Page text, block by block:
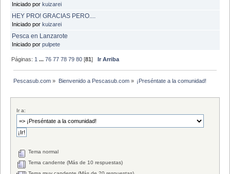
Iniciado por kuizarei
HEY PRO! GRACIAS PERO....
Iniciado por kuizarei
Pesca en Lanzarote
Iniciado por pulpete
Páginas: 1 ...76 77 78 79 80 [81]Ir Arriba
Pescasub.com » Bienvenido a Pescasub.com» ¡Preséntate a la comunidad!
Ir a:
Tema normal
Tema candente (Más de 10 respuestas)